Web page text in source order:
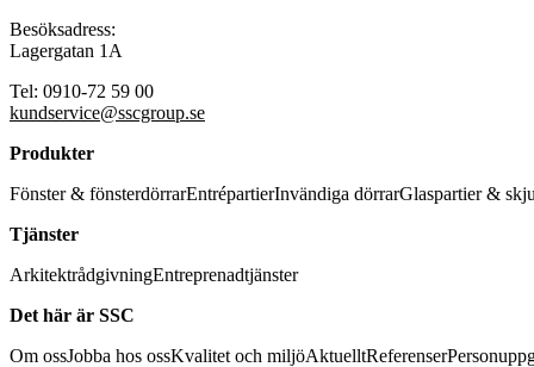
Besöksadress:
Lagergatan 1A
Tel: 0910-72 59 00
kundservice@sscgroup.se
Produkter
Fönster & fönsterdörrarEntrépartierInvändiga dörrarGlaspartier &
Tjänster
ArkitektrådgivningEntreprenadtjänster
Det här är SSC
Om ossJobba hos ossKvalitet och miljöAktuelltReferenser